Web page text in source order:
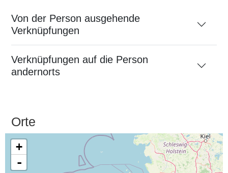
Von der Person ausgehende
Verknüpfungen
Verknüpfungen auf die Person
andernorts
Orte
+
-